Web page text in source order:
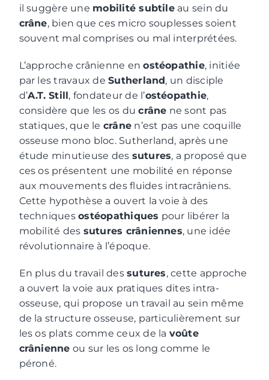
il suggère une mobilité subtileau sein du
crâne, bien que ces micro souplesses soient
souvent mal comprises ou mal interprétées.
L’approche crânienne enostéopathie, initiée
par les travaux deSutherland, un disciple
d’A.T. Still, fondateur de l’ostéopathie,
considère que les os ducrâne ne sont pas
statiques, que le crâne n’est pas une coquille
osseuse mono bloc. Sutherland, après une
étude minutieuse des sutures, a proposé que
ces os présentent une mobilité en réponse
aux mouvements des fluides intracrâniens.
Cette hypothèse a ouvert la voie à des
techniquesostéopathiques pour libérer la
mobilité des sutures crâniennes, une idée
révolutionnaire à l’époque.
En plus du travail dessutures, cette approche
a ouvert la voie aux pratiques dites intra-
osseuse, qui propose un travail au sein même
de la structure osseuse, particulièrement sur
les os plats comme ceux de la voûte
crânienne ou sur les os long comme le
péroné.